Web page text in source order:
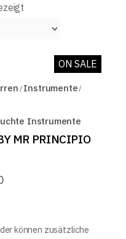
ON SALE
Instrumente
Instrumente
MR PRINCIPIO
können zusätzliche